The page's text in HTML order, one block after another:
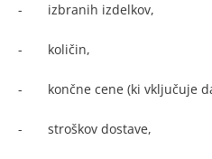
- izbranih izdelkov,
- količin,
- končne cene (ki vključuje
- stroškov dostave,